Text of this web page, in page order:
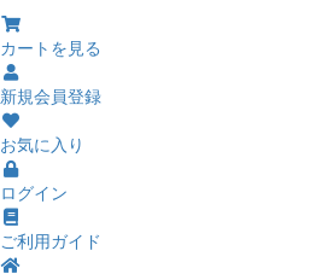
カートを見る
新規会員登録
お気に入り
ログイン
ご利用ガイド